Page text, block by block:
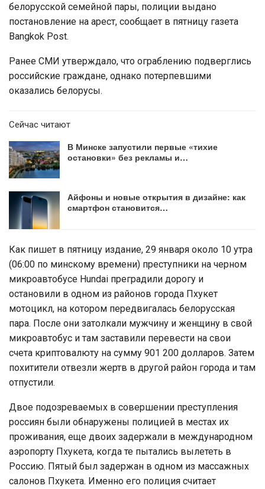
белорусской семейной пары, полиции выдано
постановление на арест, сообщает в пятницу газета
Bangkok Post.
Ранее СМИ утверждало, что ограблению подверглись
российские граждане, однако потерпевшими
оказались белорусы.
Сейчас читают
В Минске запустили первые «тихие
остановки» без рекламы и…
Айфоны и новые открытия в дизайне: как
смартфон становится…
Как пишет в пятницу издание, 29 января около 10 утра
(06:00 по минскому времени) преступники на черном
микроавтобусе Hundai преградили дорогу и
остановили в одном из районов города Пхукет
мотоцикл, на котором передвигалась белорусская
пара. После они затолкали мужчину и женщину в свой
микроавтобус и там заставили перевести на свои
счета криптовалюту на сумму 901 200 долларов. Затем
похитители отвезли жертв в другой район города и там
отпустили.
Двое подозреваемых в совершении преступления
россиян были обнаружены полицией в местах их
проживания, еще двоих задержали в международном
аэропорту Пхукета, когда те пытались вылететь в
Россию. Пятый был задержан в одном из массажных
салонов Пхукета. Именно его полиция считает